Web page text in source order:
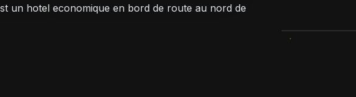
un hotel economique en bord de route au nord de